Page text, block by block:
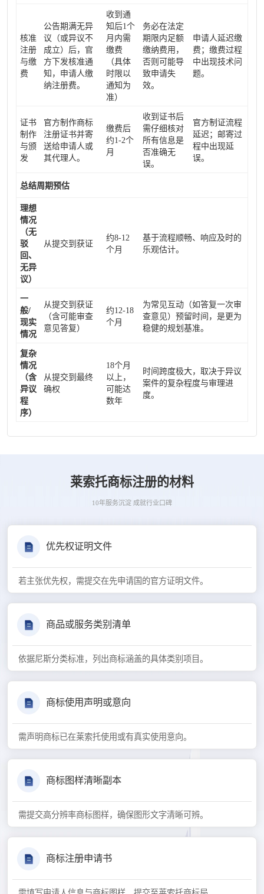
核准
注册
与缴
费
公告期满无异
议（或异议不
成立）后，官
方下发核准通
知，申请人缴
纳注册费。
收到通
知后1个
月内需
缴费
（具体
时限以
通知为
准）
务必在法定
期限内足额
缴纳费用，
否则可能导
致申请失
效。
申请人延迟缴
费；缴费过程
中出现技术问
题。
证书
制作
与颁
发
官方制作商标
注册证书并寄
送给申请人或
其代理人。
缴费后
约1-2个
月
收到证书后
需仔细核对
所有信息是
否准确无
误。
官方制证流程
延迟；邮寄过
程中出现延
误。
总结周期预估
理想
情况
（无
驳
回、
无异
议）
从提交到获证
约8-12
个月
基于流程顺畅、响应及时的
乐观估计。
一
般/
现实
情况
从提交到获证
（含可能审查
意见答复）
约12-18
个月
为常见互动（如答复一次审
查意见）预留时间，是更为
稳健的规划基准。
复杂
情况
（含
异议
程
序）
从提交到最终
确权
18个月
以上，
可能达
数年
时间跨度极大，取决于异议
案件的复杂程度与审理进
度。
莱索托商标注册的材料
10年服务沉淀 成就行业口碑
优先权证明文件
若主张优先权，需提交在先申请国的官方证明文件。
商品或服务类别清单
依据尼斯分类标准，列出商标涵盖的具体类别项目。
商标使用声明或意向
需声明商标已在莱索托使用或有真实使用意向。
商标图样清晰副本
需提交高分辨率商标图样，确保图形文字清晰可辨。
商标注册申请书